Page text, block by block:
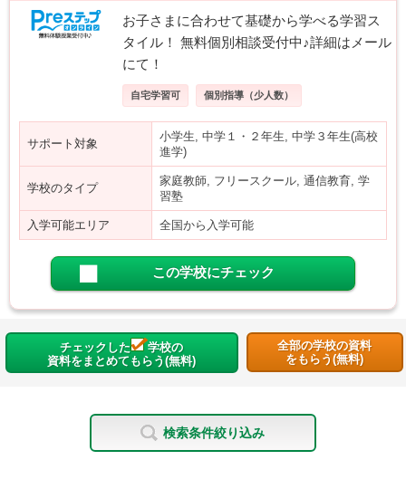
お子さまに合わせて基礎から学べる学習ス
タイル！ 無料個別相談受付中♪詳細はメール
にて！
自宅学習可 個別指導（少人数）
サポート対象
小学生, 中学１・２年生, 中学３年生(高校
進学)
学校のタイプ
家庭教師, フリースクール, 通信教育, 学
習塾
入学可能エリア 全国から入学可能
この学校にチェック
チェックした
学校の
資料をまとめてもらう(無料)
全部の学校の資料
をもらう(無料)
検索条件絞り込み